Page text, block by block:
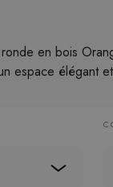
en bois
espace élégant